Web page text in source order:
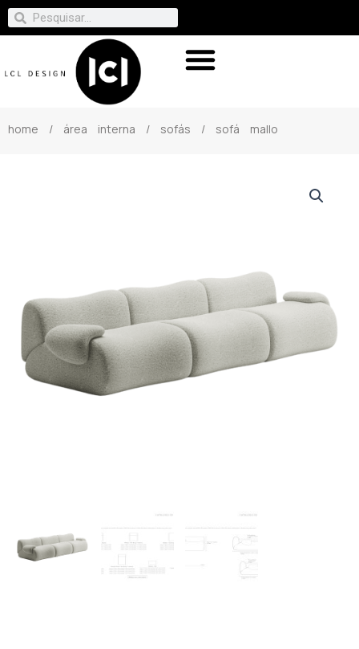
home / área interna / sofás / sofá mallo